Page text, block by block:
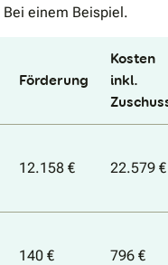
einem Beispiel.
Förderung
Kosten
inkl.
12.158 € 22.579 €
140 € 796 €